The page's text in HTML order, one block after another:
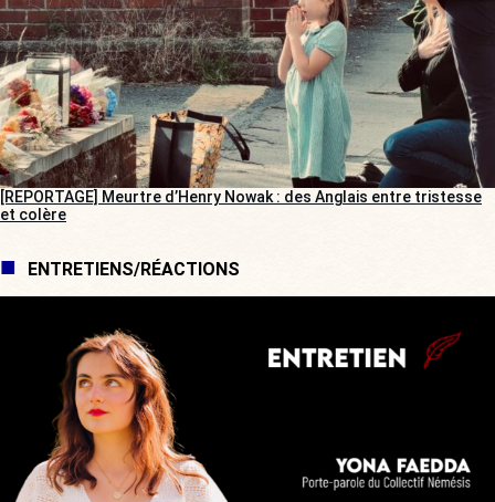
[REPORTAGE] Meurtre d’Henry Nowak : des Anglais entre tristesse
et colère
ENTRETIENS/RÉACTIONS